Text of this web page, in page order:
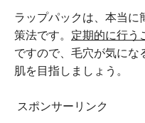
ラップパックは、本当に
策法です。 定期的に行う
ですので、毛穴が気にな
肌を目指しましょう。
スポンサーリンク